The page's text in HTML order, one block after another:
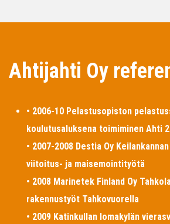
Ahtijahti Oy
• 2006-10 Pelastusopiston
koulutusaluksena toimiminen Ahti
• 2007-2008 Destia Oy
viitoitus- ja maisemointityötä
• 2008 Marinetek Finland Oy
rakennustyöt Tahkovuorella
• 2009 Katinkullan lomakylän